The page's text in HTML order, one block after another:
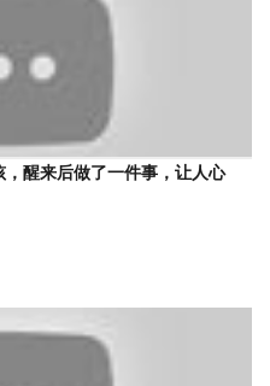
，醒来后做了一件事，让人心